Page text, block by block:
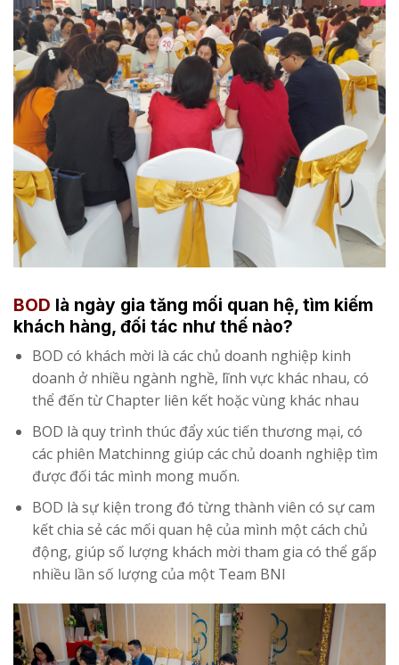
BOD là ngày gia tăng mối quan hệ, tìm kiếm
khách hàng, đối tác như thế nào?
BOD có khách mời là các chủ doanh nghiệp kinh
doanh ở nhiều ngành nghề, lĩnh vực khác nhau, có
thể đến từ Chapter liên kết hoặc vùng khác nhau
BOD là quy trình thúc đẩy xúc tiến thương mại, có
các phiên Matchinng giúp các chủ doanh nghiệp tìm
được đối tác mình mong muốn.
BOD là sự kiện trong đó từng thành viên có sự cam
kết chia sẻ các mối quan hệ của mình một cách chủ
động, giúp số lượng khách mời tham gia có thể gấp
nhiều lần số lượng của một Team BNI